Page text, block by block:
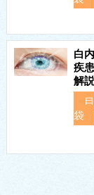
白
疾
解
袋